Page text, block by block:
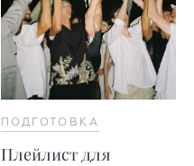
ПОДГОТОВКА
Плейлист для